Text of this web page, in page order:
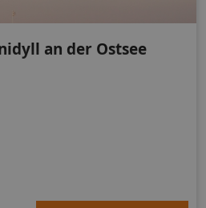
an der Ostsee